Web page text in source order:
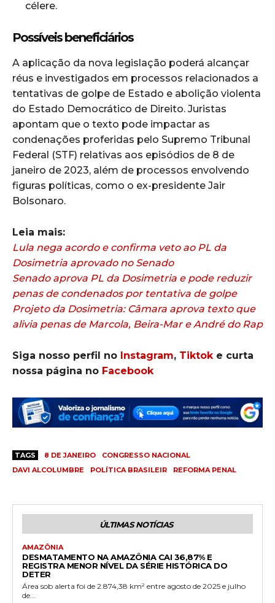
célere.
Possíveis beneficiários
A aplicação da nova legislação poderá alcançar
réus e investigados em processos relacionados a
tentativas de golpe de Estado e abolição violenta
do Estado Democrático de Direito. Juristas
apontam que o texto pode impactar as
condenações proferidas pelo Supremo Tribunal
Federal (STF) relativas aos episódios de 8 de
janeiro de 2023, além de processos envolvendo
figuras políticas, como o ex-presidente Jair
Bolsonaro.
Leia mais:
Lula nega acordo e confirma veto ao PL da
Dosimetria aprovado no Senado
Senado aprova PL da Dosimetria e pode reduzir
penas de condenados por tentativa de golpe
Projeto da Dosimetria: Câmara aprova texto que
alivia penas de Marcola, Beira-Mar e André do Rap
Siga nosso perfil no Instagram, Tiktoke curta
nossa página no Facebook
TAGS 8 DE JANEIRO
CONGRESSO NACIONAL
DAVI ALCOLUMBRE
POLÍTICA BRASILEIR REFORMA PENAL
ÚLTIMAS NOTÍCIAS
AMAZÔNIA
DESMATAMENTO NA AMAZÔNIA CAI 36,87% E
REGISTRA MENOR NÍVEL DA SÉRIE HISTÓRICA DO
DETER
Área sob alerta foi de 2.874,38 km² entre agosto de 2025 e julho
de...